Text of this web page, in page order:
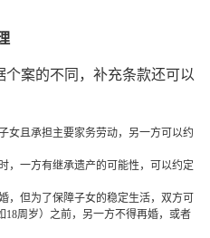
个案的不同，补充条款还可以
女且承担主要家务劳动，另一方可以约
，一方有继承遗产的可能性，可以约定
，但为了保障子女的稳定生活，双方可
18周岁）之前，另一方不得再婚，或者